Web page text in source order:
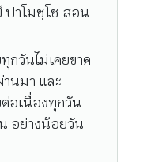
ปาโมชฺโช สอน
กวันไม่เคยขาด
านมา และ
อเนื่องทุกวัน
อย่างน้อยวัน